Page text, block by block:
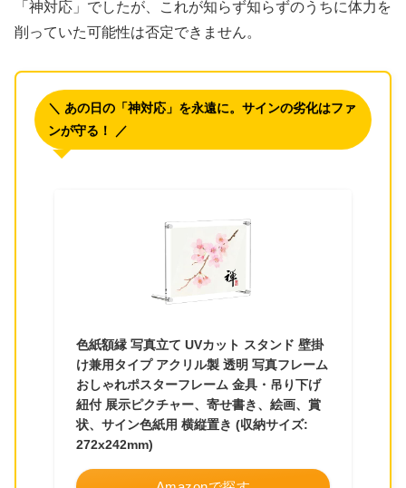
「神対応」でしたが、これが知らず知らずのうちに体力を
削っていた可能性は否定できません。
＼ あの日の「神対応」を永遠に。サインの劣化はファ
ンが守る！ ／
色紙額縁 写真立て UVカット スタンド 壁掛
け兼用タイプ アクリル製 透明 写真フレーム
おしゃれポスターフレーム 金具・吊り下げ
紐付 展示ピクチャー、寄せ書き、絵画、賞
状、サイン色紙用 横縦置き (収納サイズ:
272x242mm)